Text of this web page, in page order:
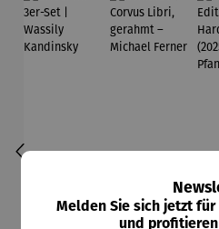
Melden Sie sich jetzt
und